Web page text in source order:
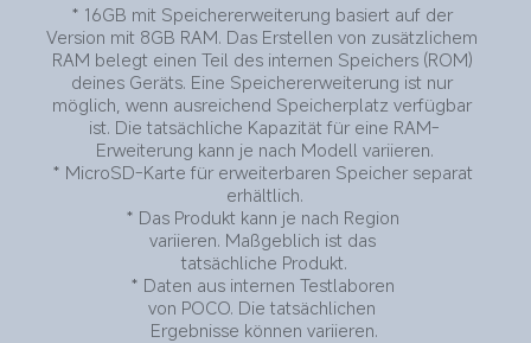
* 16GB mit Speichererweiterung basiert auf der
Version mit 8GB RAM. Das Erstellen von zusätzlichem
RAM belegt einen Teil des internen Speichers (ROM)
deines Geräts. Eine Speichererweiterung ist nur
möglich, wenn ausreichend Speicherplatz verfügbar
ist. Die tatsächliche Kapazität für eine RAM-
Erweiterung kann je nach Modell variieren.
* MicroSD-Karte für erweiterbaren Speicher separat
erhältlich.
* Das Produkt kann je nach Region
variieren. Maßgeblich ist das
tatsächliche Produkt.
* Daten aus internen Testlaboren
von POCO. Die tatsächlichen
Ergebnisse können variieren.